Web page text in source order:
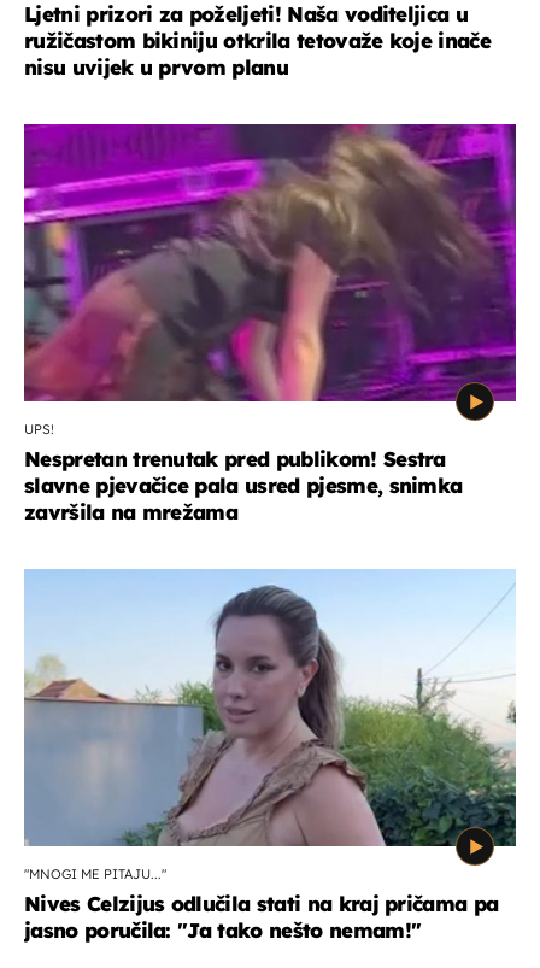
Ljetni prizori za poželjeti! Naša voditeljica u
ružičastom bikiniju otkrila tetovaže koje inače
nisu uvijek u prvom planu
UPS!
Nespretan trenutak pred publikom! Sestra
slavne pjevačice pala usred pjesme, snimka
završila na mrežama
"MNOGI ME PITAJU..."
Nives Celzijus odlučila stati na kraj pričama pa
jasno poručila: "Ja tako nešto nemam!"